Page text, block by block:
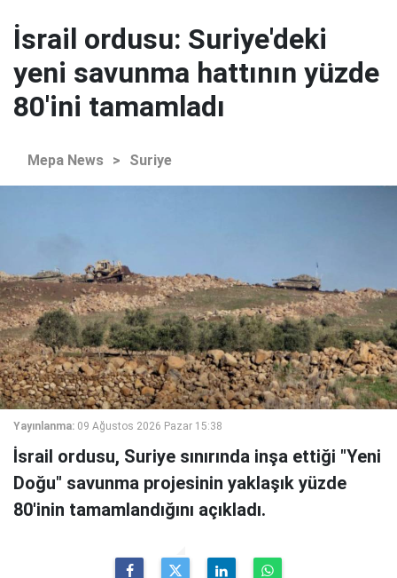
İsrail ordusu: Suriye'deki
yeni savunma hattının yüzde
80'ini tamamladı
Mepa News > Suriye
Yayınlanma: 09 Ağustos 2026 Pazar 15:38
İsrail ordusu, Suriye sınırında inşa ettiği "Yeni
Doğu" savunma projesinin yaklaşık yüzde
80'inin tamamlandığını açıkladı.